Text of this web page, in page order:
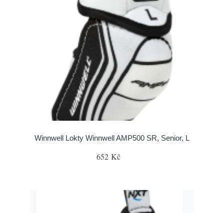
Winnwell Lokty Winnwell AMP500 SR, Senior, L
652 Kč